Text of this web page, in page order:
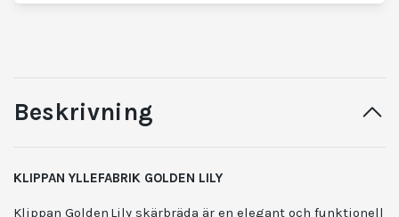
Beskrivning
KLIPPAN YLLEFABRIK GOLDEN LILY
Klippan Golden Lily skärbräda är en elegant och funktionell